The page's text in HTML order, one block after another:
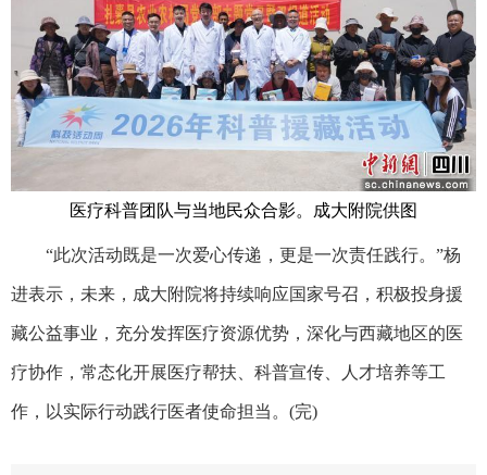
医疗科普团队与当地民众合影。成大附院供图
“此次活动既是一次爱心传递，更是一次责任践行。”杨
进表示，未来，成大附院将持续响应国家号召，积极投身援
藏公益事业，充分发挥医疗资源优势，深化与西藏地区的医
疗协作，常态化开展医疗帮扶、科普宣传、人才培养等工
作，以实际行动践行医者使命担当。(完)